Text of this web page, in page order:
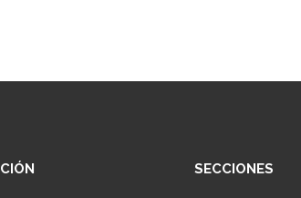
SECCIONES